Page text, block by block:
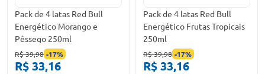
Pack de 4 latas Red Bull
Energético Morango e
Pêssego 250ml
R$ 39,98 -17%
R$ 33,16
Pack de 4 latas Red Bull
Energético Frutas Tropicais
250ml
R$ 39,98 -17%
R$ 33,16